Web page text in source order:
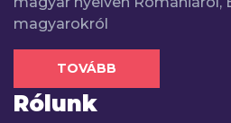
magyarokról
TOVÁBB
Rólunk